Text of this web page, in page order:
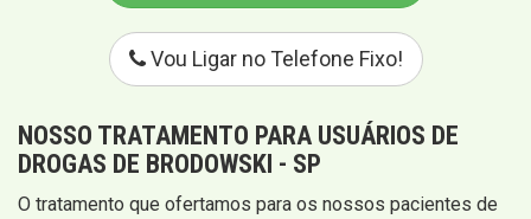
Vou Ligar no Telefone Fixo!
NOSSO TRATAMENTO PARA USUÁRIOS DE
DROGAS DE BRODOWSKI - SP
O tratamento que ofertamos para os nossos pacientes de